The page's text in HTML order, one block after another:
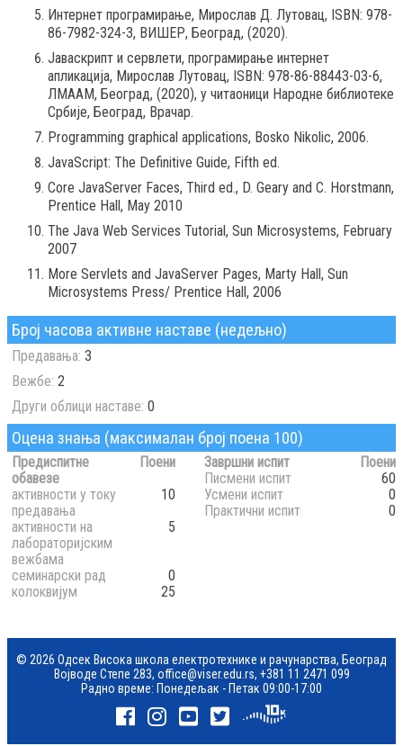
Интернет програмирање, Мирослав Д. Лутовац, ISBN: 978-
86-7982-324-3, ВИШЕР, Београд, (2020).
Јаваскрипт и сервлети, програмирање интернет
апликација, Мирослав Лутовац, ISBN: 978-86-88443-03-6,
ЛМААМ, Београд, (2020), у читаоници Народне библиотеке
Србије, Београд, Врачар.
Programming graphical applications, Bosko Nikolic, 2006.
JavaScript: The Definitive Guide, Fifth ed.
Core JavaServer Faces, Third ed., D. Geary and C. Horstmann,
Prentice Hall, May 2010
The Java Web Services Tutorial, Sun Microsystems, February
2007
More Servlets and JavaServer Pages, Marty Hall, Sun
Microsystems Press/ Prentice Hall, 2006
Број часова активне наставе (недељно)
Предавања: 3
Вежбе: 2
Други облици наставе: 0
Оцена знања (максималан број поена 100)
Предиспитне
обавезе
Поени
активности у току
предавања
10
активности на
лабораторијским
вежбама
5
семинарски рад
0
колоквијум
25
Завршни испит
Поени
Писмени испит
60
Усмени испит
0
Практични испит
0
© 2026 Одсек Висока школа електротехнике и рачунарства, Београд
Војводе Степе 283, office@viser.edu.rs, +381 11 2471 099
Радно време: Понедељак - Петак 09:00-17:00